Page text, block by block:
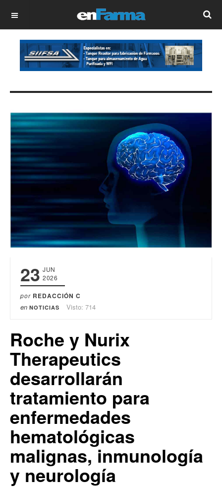
OFF CANVAS
23 JUN
2026
por REDACCIÓN C
en NOTICIAS Visto: 714
Roche y Nurix
Therapeutics
desarrollarán
tratamiento para
enfermedades
hematológicas
malignas, inmunología
y neurología